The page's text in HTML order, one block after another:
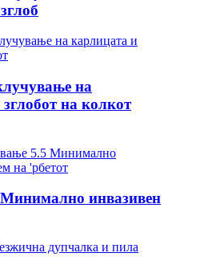
на
на колкот
Минимално инвазивен